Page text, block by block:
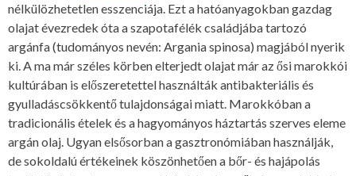
nélkülözhetetlen esszenciája. Ezt a hatóanyagokban gazdag
olajat évezredek óta a szapotafélék családjába tartozó
argánfa (tudományos nevén: Argania spinosa) magjából nyerik
ki. A ma már széles körben elterjedt olajat már az ősi marokkói
kultúrában is előszeretettel használták antibakteriális és
gyulladáscsökkentő tulajdonságai miatt. Marokkóban a
tradicionális ételek és a hagyományos háztartás szerves eleme
argán olaj. Ugyan elsősorban a gasztronómiában használják,
de sokoldalú értékeinek köszönhetően a bőr- és hajápolás